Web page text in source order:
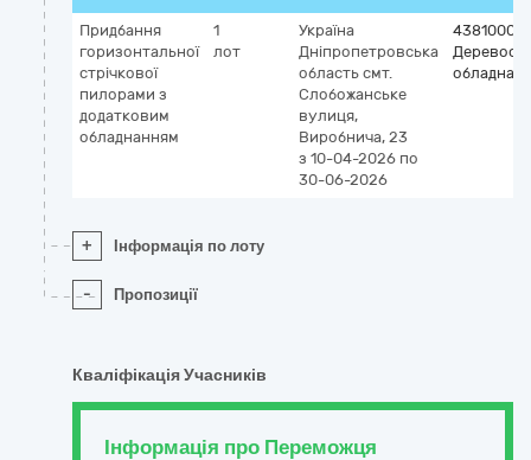
Придбання
горизонтальної
стрічкової
пилорами з
додатковим
обладнанням
1
лот
Україна
Дніпропетровська
область смт.
Слобожанське
вулиця,
Виробнича, 23
з 10-04-2026 по
30-06-2026
+ Інформація по лоту
- Пропозиції
Кваліфікація Учасників
Інформація про Переможця